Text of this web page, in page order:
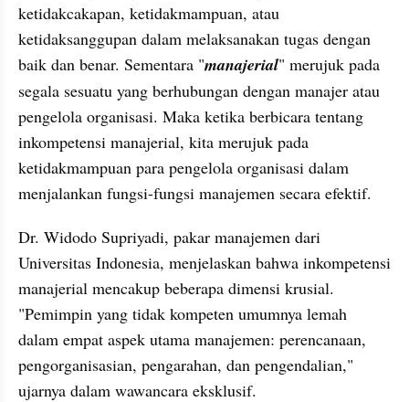
ketidakcakapan, ketidakmampuan, atau
ketidaksanggupan dalam melaksanakan tugas dengan
baik dan benar. Sementara "manajerial" merujuk pada
segala sesuatu yang berhubungan dengan manajer atau
pengelola organisasi. Maka ketika berbicara tentang
inkompetensi manajerial, kita merujuk pada
ketidakmampuan para pengelola organisasi dalam
menjalankan fungsi-fungsi manajemen secara efektif.
Dr. Widodo Supriyadi, pakar manajemen dari
Universitas Indonesia, menjelaskan bahwa inkompetensi
manajerial mencakup beberapa dimensi krusial.
"Pemimpin yang tidak kompeten umumnya lemah
dalam empat aspek utama manajemen: perencanaan,
pengorganisasian, pengarahan, dan pengendalian,"
ujarnya dalam wawancara eksklusif.